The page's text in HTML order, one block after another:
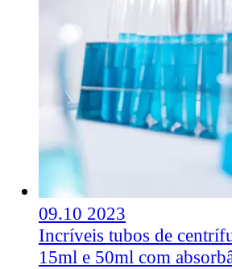
09.10 2023
Incríveis tubos de
15ml e 50ml com